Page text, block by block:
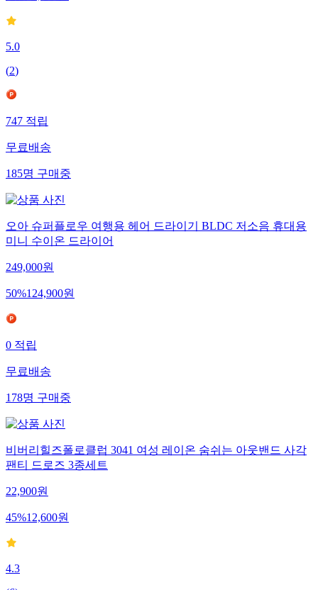
5.0
(2)
747적립
무료배송
185명구매중
오아 슈퍼플로우 여행용 헤어 드라이기 BLDC 저소음 휴대용
미니 수이온 드라이어
249,000원
50%124,900원
0적립
무료배송
178명구매중
비버리힐즈폴로클럽 3041 여성 레이온 숨쉬는 아웃밴드 사각
팬티 드로즈 3종세트
22,900원
45%12,600원
4.3